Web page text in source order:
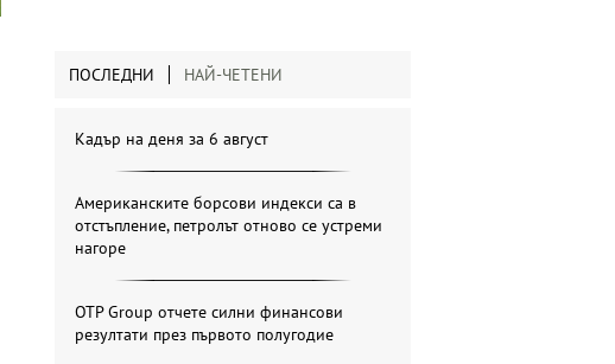
ПОСЛЕДНИ НАЙ-ЧЕТЕНИ
Кадър на деня за 6 август
Американските борсови индекси са в
отстъпление, петролът отново се устреми
нагоре
OTP Group отчете силни финансови
резултати през първото полугодие